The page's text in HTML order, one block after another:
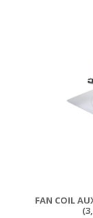
FAN COIL